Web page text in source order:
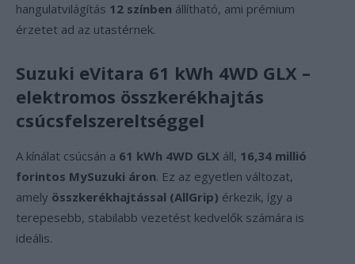
hangulatvilágítás 12 színben állítható, ami prémium
érzetet ad az utastérnek.
Suzuki eVitara 61 kWh 4WD GLX –
elektromos összkerékhajtás
csúcsfelszereltséggel
A kínálat csúcsán a 61 kWh 4WD GLX áll, 16,34 millió
forintos MySuzuki áron. Ez az egyetlen változat,
amely összkerékhajtással (AllGrip) érkezik, így a
terepesebb, stabilabb vezetést kedvelők számára is
ideális.